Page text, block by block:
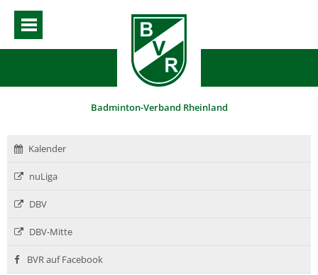
Badminton-Verband Rheinland
Kalender
nuLiga
DBV
DBV-Mitte
BVR auf Facebook